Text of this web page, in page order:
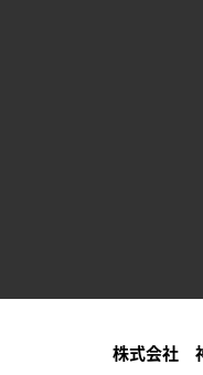
株式会社